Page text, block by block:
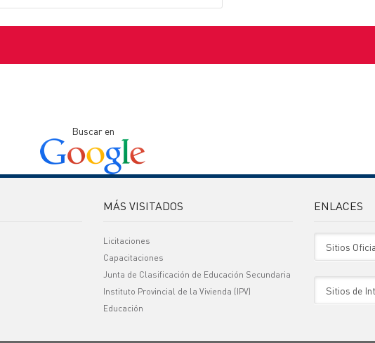
Buscar en
MÁS VISITADOS
Licitaciones
Capacitaciones
Junta de Clasificación de Educación Secundaria
Instituto Provincial de la Vivienda (IPV)
Educación
ENLACES